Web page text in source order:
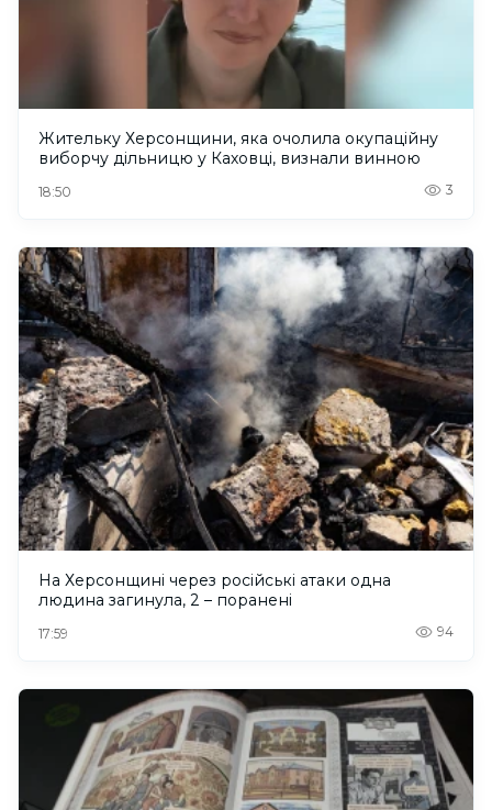
Жительку Херсонщини, яка очолила окупаційну
виборчу дільницю у Каховці, визнали винною
18:50 3
На Херсонщині через російські атаки одна
людина загинула, 2 – поранені
17:59 94